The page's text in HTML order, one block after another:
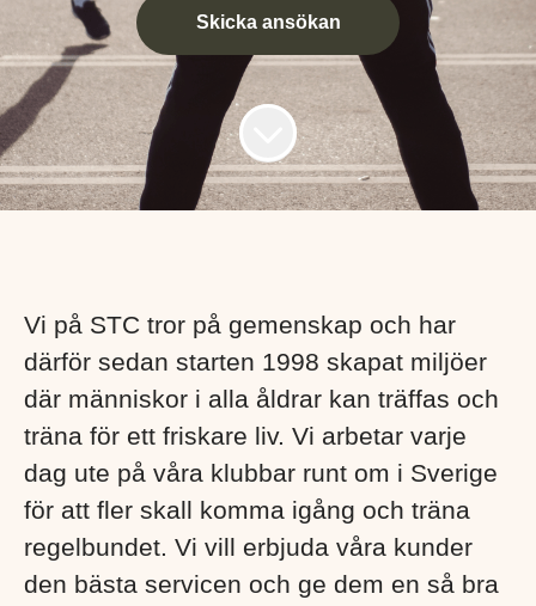
Skicka ansökan
Vi på STC tror på gemenskap och har
därför sedan starten 1998 skapat miljöer
där människor i alla åldrar kan träffas och
träna för ett friskare liv. Vi arbetar varje
dag ute på våra klubbar runt om i Sverige
för att fler skall komma igång och träna
regelbundet. Vi vill erbjuda våra kunder
den bästa servicen och ge dem en så bra